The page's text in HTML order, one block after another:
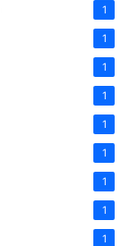
1
1
1
1
1
1
1
1
1